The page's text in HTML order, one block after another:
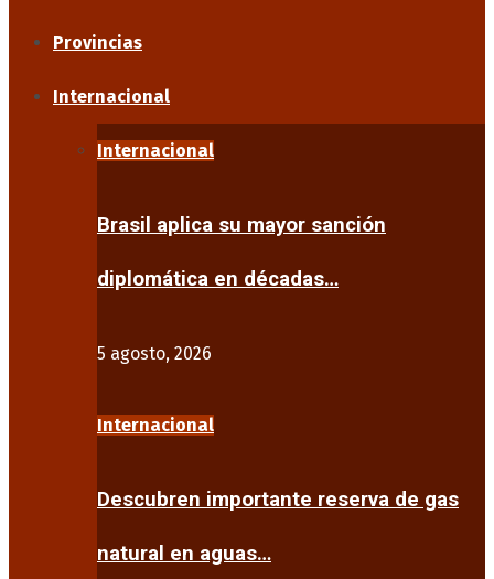
Provincias
Internacional
Internacional
Brasil aplica su mayor sanción
diplomática en décadas…
5 agosto, 2026
Internacional
Descubren importante reserva de gas
natural en aguas…